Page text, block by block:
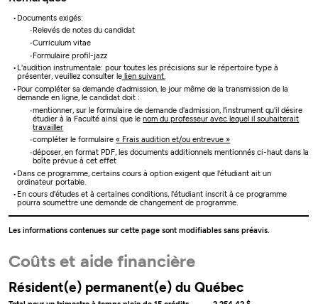
Documents exigés:
Relevés de notes du candidat
Curriculum vitae
Formulaire profil-jazz
L'audition instrumentale: pour toutes les précisions sur le répertoire type à
présenter, veuillez consulter lelien suivant.
Pour compléter sa demande d'admission, le jour même de la transmission de la
demande en ligne, le candidat doit :
mentionner, sur le formulaire de demande d'admission, l'instrument qu'il désire
étudier à la Faculté ainsi que lenom du professeur avec lequel il souhaiterait
travailler
compléter le formulaire« Frais audition et/ou entrevue »
déposer, en format PDF, les documents additionnels mentionnés ci-haut dans la
boîte prévue à cet effet
Dans ce programme, certains cours à option exigent que l'étudiant ait un
ordinateur portable.
En cours d'études et à certaines conditions, l'étudiant inscrit à ce programme
pourra soumettre une demande de changement de programme.
Les informations contenues sur cette page sont modifiables sans préavis.
Coûts et aide financière
Résident(e) permanent(e) du Québec